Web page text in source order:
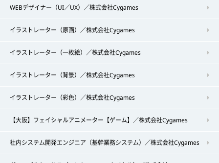
WEBデザイナー（UI／UX）／株式会社Cygames
イラストレーター（原画）／株式会社Cygames
イラストレーター（一枚絵）／株式会社Cygames
イラストレーター（背景）／株式会社Cygames
イラストレーター（彩色）／株式会社Cygames
【大阪】フェイシャルアニメーター【ゲーム】／株式会社Cygames
社内システム開発エンジニア（基幹業務システム）／株式会社Cygames